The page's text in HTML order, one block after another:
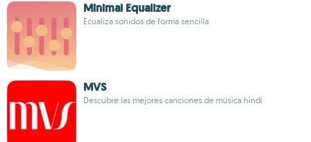
Minimal Equalizer
Ecualiza sonidos de forma sencilla
MVS
Descubre las mejores canciones de música hindi